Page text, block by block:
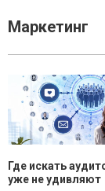
Маркетинг
Где искать
уже не удивляют